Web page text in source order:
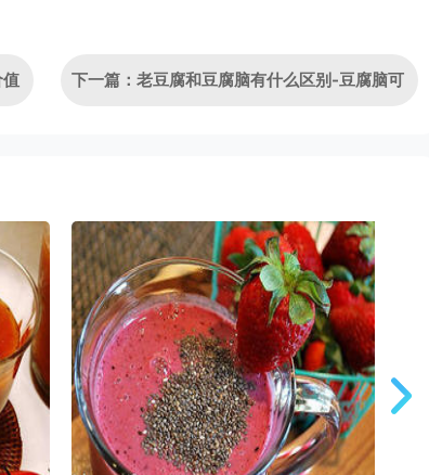
下一篇：老豆腐和豆腐脑有什么区别-豆腐脑可